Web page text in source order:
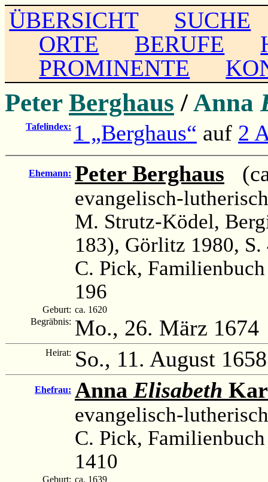
ÜBERSICHT
SUCHE
ORTE
BERUFE
PROMINENTE
Peter Berghaus /Anna
Tafelindex: 1 „Berghaus“ auf 2
Ehemann: Peter Berghaus
evangelisch-lutherisch
M. Strutz-Ködel,
183), Görlitz 1980, S.
C. Pick,
196
Geburt: ca. 1620
Begräbnis: Mo., 26. März 1674
Heirat: So., 11. August 1658
Ehefrau: Anna Elisabeth
evangelisch-lutherisch
C. Pick,
1410
Geburt: ca. 1639